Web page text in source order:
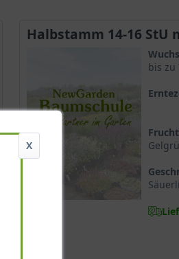
Halbstamm 14-16 StU
bis zu
Frucht
X